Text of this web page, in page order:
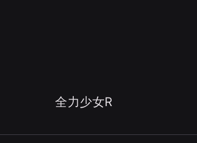
全力少女R